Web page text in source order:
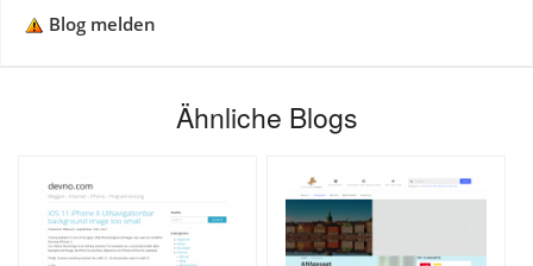
Blog melden
Ähnliche Blogs